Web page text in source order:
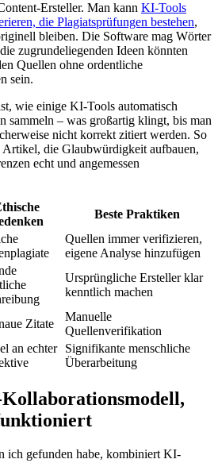
Ersteller. Man kann KI-Tools
die Plagiatsprüfungen bestehen,
bleiben. Die Software mag Wörter
zugrundeliegenden Ideen könnten
Quellen ohne ordentliche
sein.
wie einige KI-Tools automatisch
sammeln – was großartig klingt, bis man
nicht korrekt zitiert werden. So
Artikel, die Glaubwürdigkeit aufbauen,
echt und angemessen
Beste Praktiken
Quellen immer verifizieren,
eigene Analyse hinzufügen
Ursprüngliche Ersteller klar
kenntlich machen
Zitate
Manuelle
Quellenverifikation
an echter
Signifikante menschliche
Überarbeitung
ich gefunden habe, kombiniert KI-